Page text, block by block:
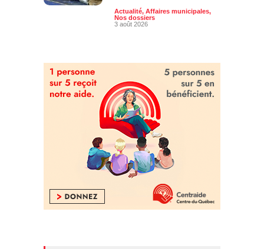
Actualité, Affaires municipales,
Nos dossiers
3 août 2026